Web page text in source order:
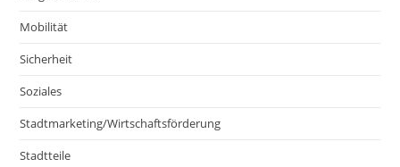
Mobilität
Sicherheit
Soziales
Stadtmarketing/Wirtschaftsförderung
Stadtteile